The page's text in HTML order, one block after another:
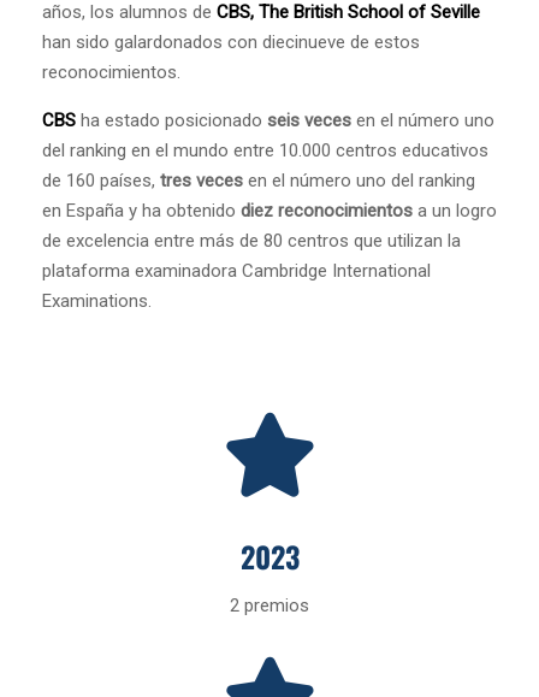
años, los alumnos de CBS, The British School of Seville
han sido galardonados con diecinueve de estos
reconocimientos.
CBS ha estado posicionado seis veces en el número uno
del ranking en el mundo entre 10.000 centros educativos
de 160 países, tres veces en el número uno del ranking
en España y ha obtenido diez reconocimientos a un logro
de excelencia entre más de 80 centros que utilizan la
plataforma examinadora Cambridge International
Examinations.
2023
2 premios